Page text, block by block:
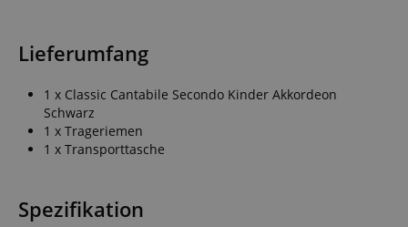
Lieferumfang
1 x Classic Cantabile Secondo Kinder Akkordeon
Schwarz
1 x Trageriemen
1 x Transporttasche
Spezifikation